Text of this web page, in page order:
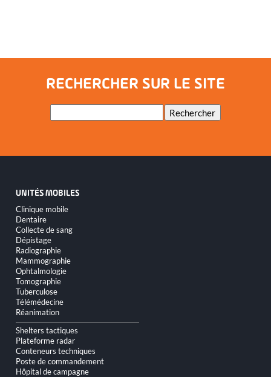
RECHERCHER SUR LE SITE
Mots-
Rechercher
UNITÉS MOBILES
Aller
au
contenu
Clinique mobile
Dentaire
Collecte de sang
Dépistage
Radiographie
Mammographie
Ophtalmologie
Tomographie
Tuberculose
Télémédecine
Réanimation
Shelters tactiques
Plateforme radar
Conteneurs techniques
Poste de commandement
Hôpital de campagne